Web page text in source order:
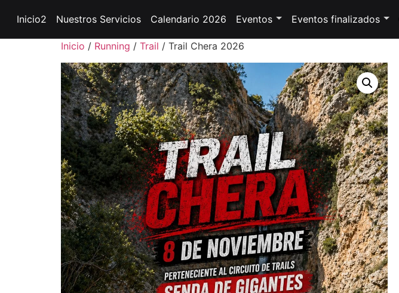
Inicio2 Nuestros Servicios Calendario 2026 Eventos Eventos finalizados
Inicio / Running / Trail / Trail Chera 2026